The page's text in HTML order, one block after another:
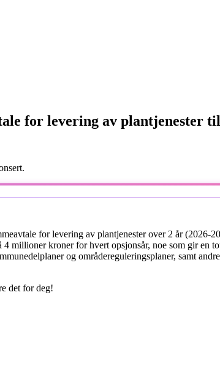
for levering av plantjenester
for levering av plantjenester over 2 år
millioner kroner for hvert opsjonsår, noe som gir en
og områdereguleringsplaner, samt
det for deg!